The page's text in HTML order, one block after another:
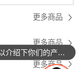
更多商品
更多商品
更多商品